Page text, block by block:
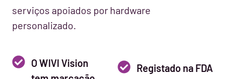
serviços apoiados por hardware
personalizado.
O WIVI Vision
Registado na FDA